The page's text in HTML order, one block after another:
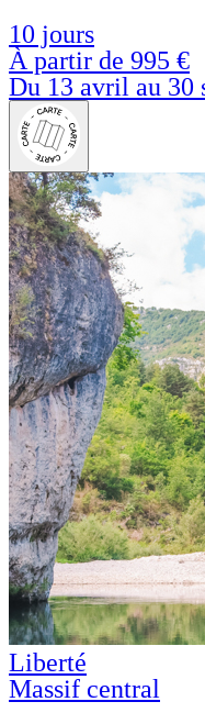
10 jours
À partir de 995 €
Du 13 avril au 30
Liberté
Massif central